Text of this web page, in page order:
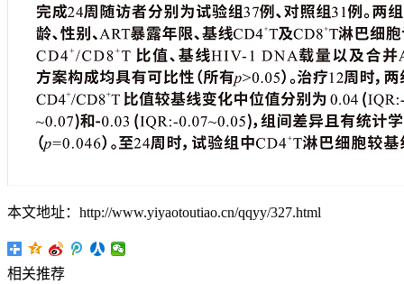
本文地址：http://www.yiyaotoutiao.cn/qqyy/327.html
相关推荐